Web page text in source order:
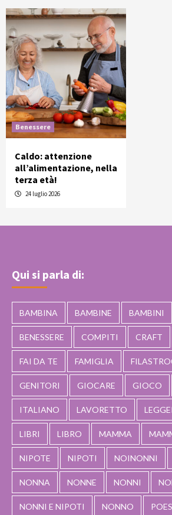
Benessere
Caldo: attenzione
all’alimentazione, nella
terza età!
24 luglio 2026
Qui si parla di:
BAMBINA BAMBINE BAMBINI
BENESSERE COMPITI CRAFT
FAI DA TE FAMIGLIA
GENITORI GIOCARE GIOCO
ITALIANO LAVORETTO
LIBRI LIBRO MAMMA
NIPOTE NIPOTI NOINONNI
NONNA NONNE NONNI
NONNI E NIPOTI NONNO